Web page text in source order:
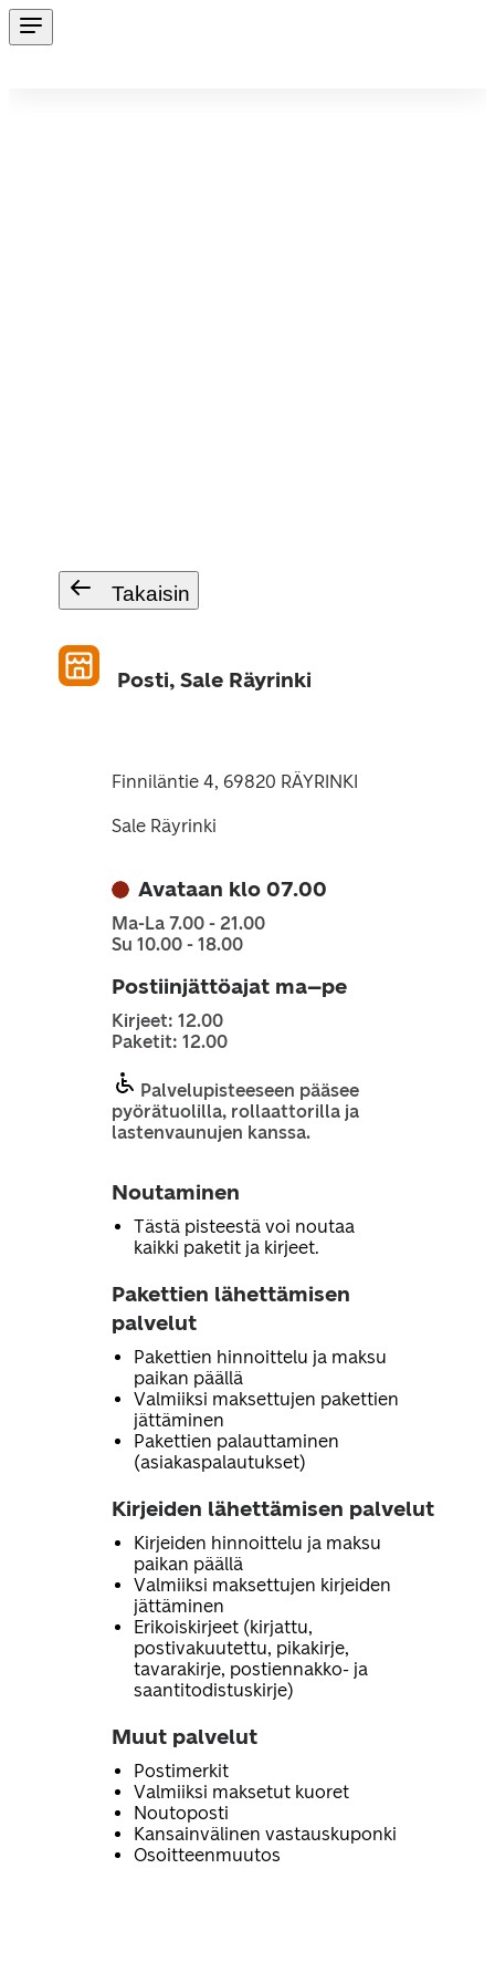
Takaisin
Posti, Sale Räyrinki
Finniläntie 4, 69820 RÄYRINKI
Sale Räyrinki
Avataan klo 07.00
Ma-La 7.00 - 21.00
Su 10.00 - 18.00
Postiinjättöajat ma–pe
Kirjeet: 12.00
Paketit: 12.00
Palvelupisteeseen pääsee
pyörätuolilla, rollaattorilla ja
lastenvaunujen kanssa.
Noutaminen
Tästä pisteestä voi noutaa
kaikki paketit ja kirjeet.
Pakettien lähettämisen
palvelut
Pakettien hinnoittelu ja maksu
paikan päällä
Valmiiksi maksettujen pakettien
jättäminen
Pakettien palauttaminen
(asiakaspalautukset)
Kirjeiden lähettämisen palvelut
Kirjeiden hinnoittelu ja maksu
paikan päällä
Valmiiksi maksettujen kirjeiden
jättäminen
Erikoiskirjeet (kirjattu,
postivakuutettu, pikakirje,
tavarakirje, postiennakko- ja
saantitodistuskirje)
Muut palvelut
Postimerkit
Valmiiksi maksetut kuoret
Noutoposti
Kansainvälinen vastauskuponki
Osoitteenmuutos